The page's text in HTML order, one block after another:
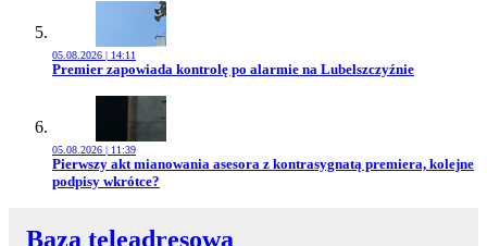
05.08.2026 | 14:11
Przejdź do artykułu:
Premier zapowiada kontrolę po alarmie na Lubelszczyźnie
05.08.2026 | 11:39
Przejdź do artykułu:
Pierwszy akt mianowania asesora z kontrasygnatą premiera, kolejne
podpisy wkrótce?
Baza teleadresowa